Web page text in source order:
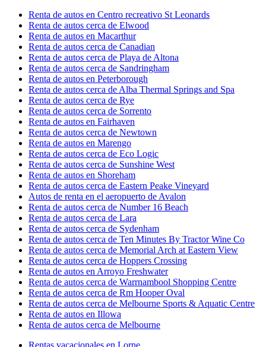
Renta de autos en Centro recreativo St Leonards
Renta de autos cerca de Elwood
Renta de autos en Macarthur
Renta de autos cerca de Canadian
Renta de autos cerca de Playa de Altona
Renta de autos cerca de Sandringham
Renta de autos en Peterborough
Renta de autos cerca de Alba Thermal Springs and Spa
Renta de autos cerca de Rye
Renta de autos cerca de Sorrento
Renta de autos en Fairhaven
Renta de autos cerca de Newtown
Renta de autos en Marengo
Renta de autos cerca de Eco Logic
Renta de autos cerca de Sunshine West
Renta de autos en Shoreham
Renta de autos cerca de Eastern Peake Vineyard
Autos de renta en el aeropuerto de Avalon
Renta de autos cerca de Number 16 Beach
Renta de autos cerca de Lara
Renta de autos cerca de Sydenham
Renta de autos cerca de Ten Minutes By Tractor Wine Co
Renta de autos cerca de Memorial Arch at Eastern View
Renta de autos cerca de Hoppers Crossing
Renta de autos en Arroyo Freshwater
Renta de autos cerca de Warrnambool Shopping Centre
Renta de autos cerca de Rm Hooper Oval
Renta de autos cerca de Melbourne Sports & Aquatic Centre
Renta de autos en Illowa
Renta de autos cerca de Melbourne
Rentas vacacionales en Lorne